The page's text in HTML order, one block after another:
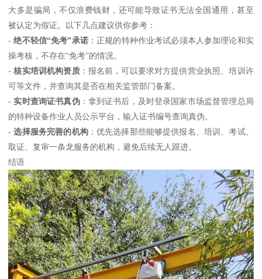
大多是骗局，不仅浪费钱财，还可能导致证书无法全国通用，甚至
被认定为假证。以下几点建议供你参考：
-绝不轻信“免考”承诺：正规的特种作业考试必须本人参加理论和实
操考核，不存在“免考”的情况。
-核实培训机构资质：报名前，可以要求对方提供营业执照、培训许
可等文件，并查询其是否在相关监管部门备案。
-实时查询证书真伪：拿到证书后，及时登录国家市场监督管理总局
的特种设备作业人员公示平台，输入证书编号查询真伪。
-选择服务完善的机构：优先选择那些能够提供报名、培训、考试、
取证、复审一条龙服务的机构，避免后续无人跟进。
结语